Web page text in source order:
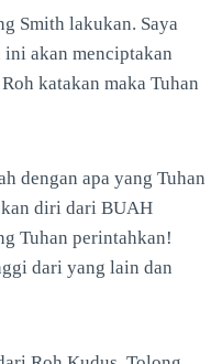
Smith lakukan. Saya
akan menciptakan
katakan maka Tuhan
dengan apa yang Tuhan
diri dari BUAH
Tuhan perintahkan!
dari yang lain dan